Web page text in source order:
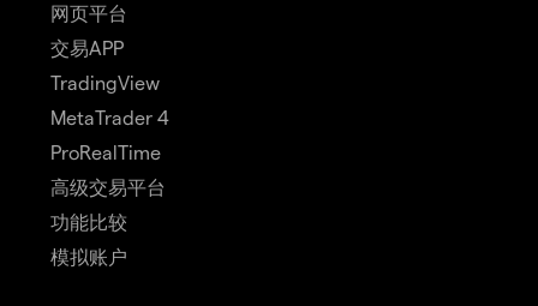
网页平台
交易APP
TradingView
MetaTrader 4
ProRealTime
高级交易平台
功能比较
模拟账户